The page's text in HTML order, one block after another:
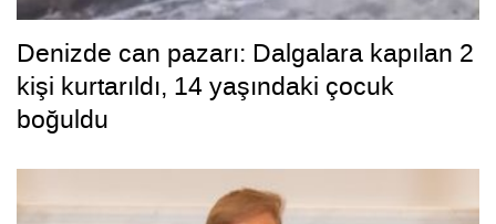
Denizde can pazarı: Dalgalara kapılan 2
kişi kurtarıldı, 14 yaşındaki çocuk
boğuldu